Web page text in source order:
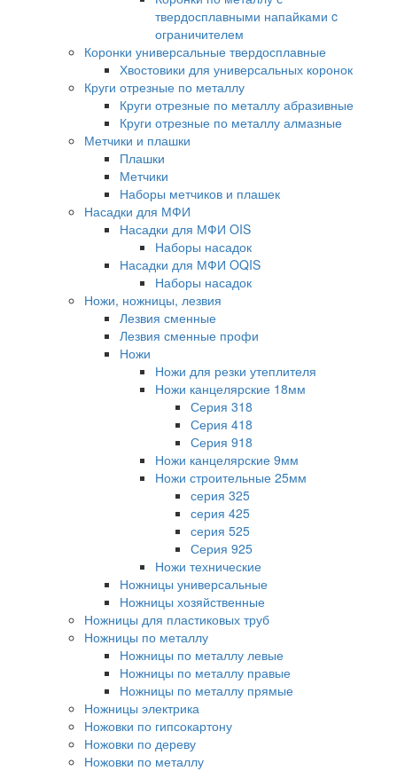
твердосплавными напайками c
ограничителем
Коронки универсальные твердосплавные
Хвостовики для универсальных коронок
Круги отрезные по металлу
Круги отрезные по металлу абразивные
Круги отрезные по металлу алмазные
Метчики и плашки
Плашки
Метчики
Наборы метчиков и плашек
Насадки для МФИ
Насадки для МФИ OIS
Наборы насадок
Насадки для МФИ OQIS
Наборы насадок
Ножи, ножницы, лезвия
Лезвия сменные
Лезвия сменные профи
Ножи
Ножи для резки утеплителя
Ножи канцелярские 18мм
Серия 318
Серия 418
Серия 918
Ножи канцелярские 9мм
Ножи строительные 25мм
серия 325
серия 425
серия 525
Серия 925
Ножи технические
Ножницы универсальные
Ножницы хозяйственные
Ножницы для пластиковых труб
Ножницы по металлу
Ножницы по металлу левые
Ножницы по металлу правые
Ножницы по металлу прямые
Ножницы электрика
Ножовки по гипсокартону
Ножовки по дереву
Ножовки по металлу